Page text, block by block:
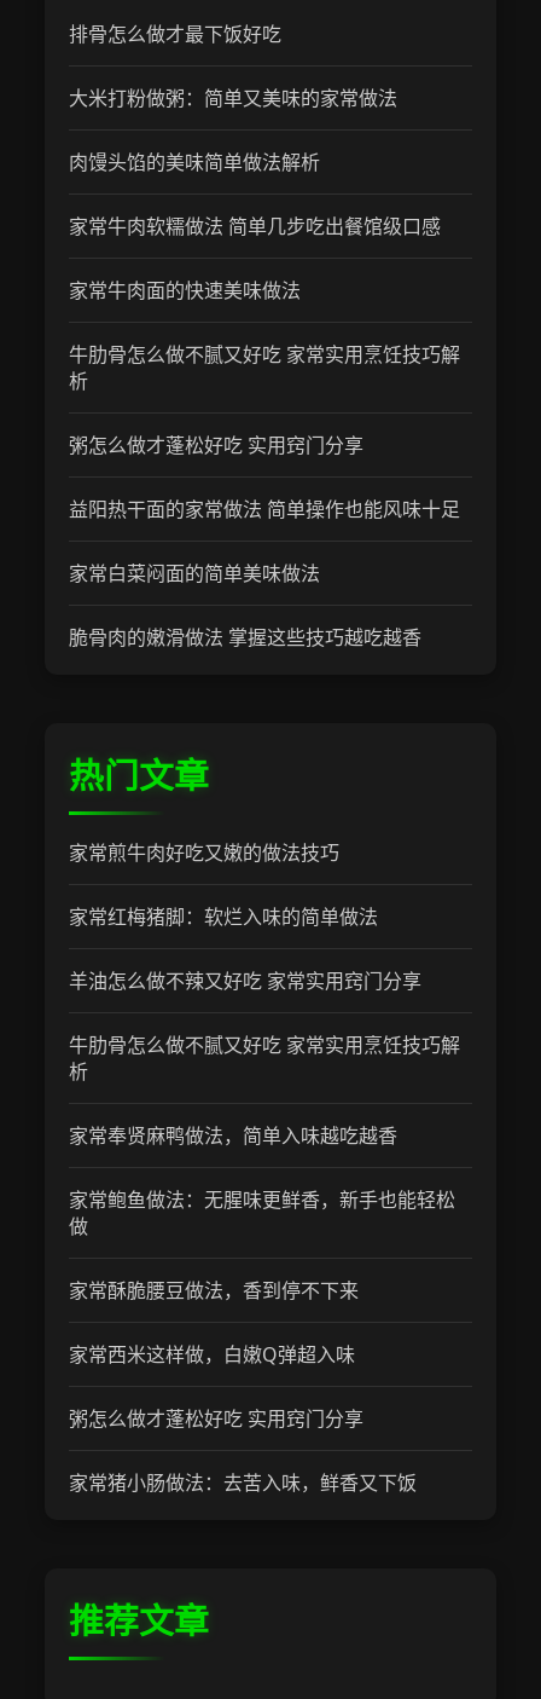
排骨怎么做才最下饭好吃
大米打粉做粥：简单又美味的家常做法
肉馒头馅的美味简单做法解析
家常牛肉软糯做法 简单几步吃出餐馆级口感
家常牛肉面的快速美味做法
牛肋骨怎么做不腻又好吃 家常实用烹饪技巧解
析
粥怎么做才蓬松好吃 实用窍门分享
益阳热干面的家常做法 简单操作也能风味十足
家常白菜闷面的简单美味做法
脆骨肉的嫩滑做法 掌握这些技巧越吃越香
热门文章
家常煎牛肉好吃又嫩的做法技巧
家常红梅猪脚：软烂入味的简单做法
羊油怎么做不辣又好吃 家常实用窍门分享
牛肋骨怎么做不腻又好吃 家常实用烹饪技巧解
析
家常奉贤麻鸭做法，简单入味越吃越香
家常鲍鱼做法：无腥味更鲜香，新手也能轻松
做
家常酥脆腰豆做法，香到停不下来
家常西米这样做，白嫩Q弹超入味
粥怎么做才蓬松好吃 实用窍门分享
家常猪小肠做法：去苦入味，鲜香又下饭
推荐文章